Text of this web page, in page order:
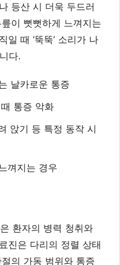
등산 시 더욱 두드러
이 뻣뻣하게 느껴지는
일 때 ‘뚝뚝’ 소리가 나
다.
날카로운 통증
통증 악화
앉기 등 특정 동작 시
껴지는 경우
환자의 병력 청취와
진은 다리의 정렬 상태
의 가동 범위와 통증